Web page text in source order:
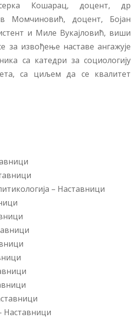
Кошарац, доцент, др
Момчиновић, доцент, Бојан
и Миле Вукајловић, виши
за извођење наставе ангажује
са катедри за социологију
са циљем да се квалитет
– Наставници
Наставници